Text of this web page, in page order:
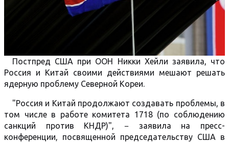
Постпред США при ООН Никки Хейли заявила, что
Россия и Китай своими действиями мешают решать
ядерную проблему Северной Кореи.
"Россия и Китай продолжают создавать проблемы, в
том числе в работе комитета 1718 (по соблюдению
санкций против КНДР)", − заявила на пресс-
конференции, посвященной председательству США в